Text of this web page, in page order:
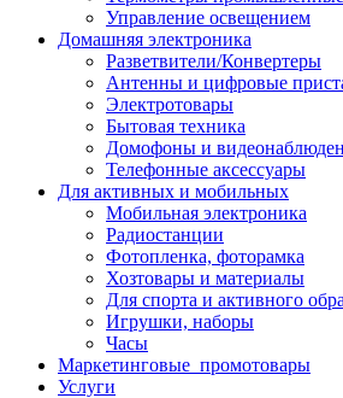
Управление освещением
Домашняя электроника
Разветвители/Конвертеры
Антенны и цифровые
Электротовары
Бытовая техника
Домофоны и
Телефонные аксессуары
Для активных и мобильных
Мобильная электроника
Радиостанции
Фотопленка, фоторамка
Хозтовары и материалы
Для спорта и активного
Игрушки, наборы
Часы
Маркетинговые_промотовары
Услуги